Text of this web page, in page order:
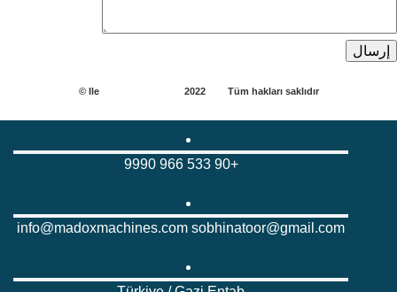
Tüm hakları saklıdır
Ile
2022 ©
+90 533 966 9990
info@madoxmachines.com sobhinatoor@gmail.com